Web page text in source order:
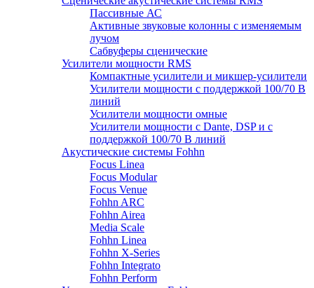
Пассивные АС
Активные звуковые колонны с изменяемым
лучом
Сабвуферы сценические
Усилители мощности RMS
Компактные усилители и микшер-усилители
Усилители мощности с поддержкой 100/70 В
линий
Усилители мощности омные
Усилители мощности с Dante, DSP и с
поддержкой 100/70 В линий
Акустические системы Fohhn
Focus Linea
Focus Modular
Focus Venue
Fohhn ARC
Fohhn Airea
Media Scale
Fohhn Linea
Fohhn X-Series
Fohhn Integrato
Fohhn Perform